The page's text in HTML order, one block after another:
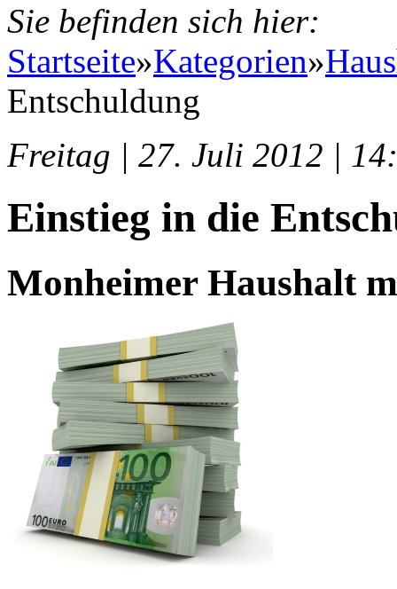
Sie befinden sich hier:
Startseite»Kategorien»
Entschuldung
Freitag | 27. Juli 2012 |
Einstieg in die
Monheimer Haushalt